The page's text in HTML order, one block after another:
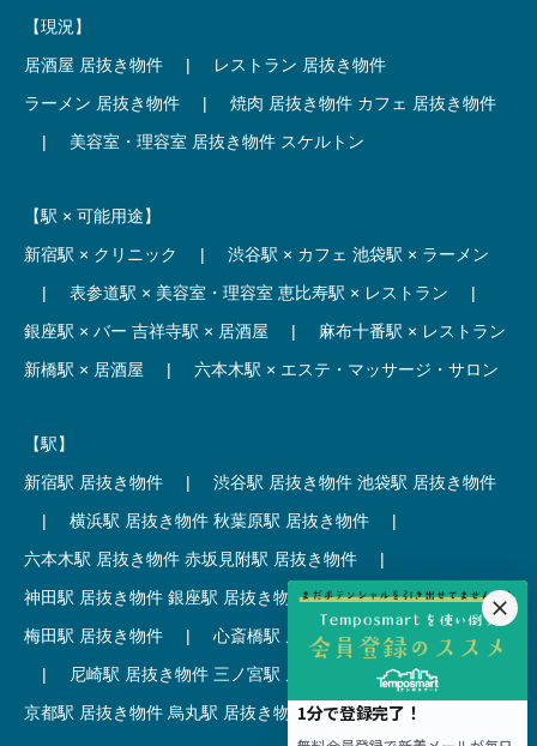
【現況】
居酒屋 居抜き物件
|
レストラン 居抜き物件
ラーメン 居抜き物件
| 焼肉 居抜き物件 カフェ 居抜き物件
|
美容室・理容室 居抜き物件 スケルトン
【駅 × 可能用途】
新宿駅 × クリニック
| 渋谷駅 × カフェ 池袋駅 × ラーメン
|
表参道駅 × 美容室・理容室 恵比寿駅 × レストラン
|
銀座駅 × バー 吉祥寺駅 × 居酒屋 |
麻布十番駅 × レストラン
新橋駅 × 居酒屋
| 六本木駅 × エステ・マッサージ・サロン
【駅】
新宿駅 居抜き物件
| 渋谷駅 居抜き物件 池袋駅 居抜き物件
|
横浜駅 居抜き物件 秋葉原駅 居抜き物件
|
六本木駅 居抜き物件 赤坂見附駅 居抜き物件
|
神田駅 居抜き物件 銀座駅 居抜き物件 |
吉祥寺駅 居抜き物件
梅田駅 居抜き物件
| 心斎橋駅 居抜き物件 本町駅 居抜き物件
|
尼崎駅 居抜き物件 三ノ宮駅 居抜き物件
|
京都駅 居抜き物件 烏丸駅 居抜き物件 | 四条駅 居抜き物件